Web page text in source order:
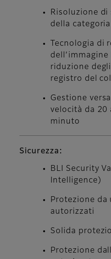
Risoluzione di
della
Tecnologia di
dell’immagine
riduzione
registro del
Gestione
velocità da 20
minuto
Sicurezza:
BLI Security
Intelligence)
Protezione da
autorizzati
Solida
Protezione